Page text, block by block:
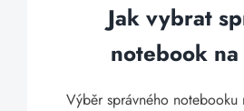
Jak vybrat
notebook
Výběr správného